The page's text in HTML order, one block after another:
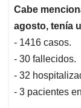
Cabe
agosto, tenía
- 1416 casos.
- 30 fallecidos.
- 32
- 3 pacientes